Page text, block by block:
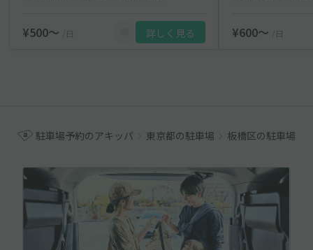
¥500〜 /日 詳しく見る ¥600〜 /日
駐車場予約のアキッパ 東京都の駐車場 板橋区の駐車場